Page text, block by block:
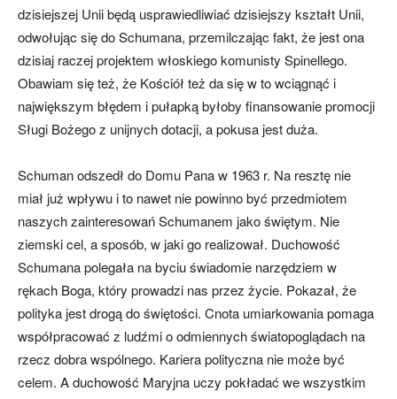
dzisiejszej Unii będą usprawiedliwiać dzisiejszy kształt Unii,
odwołując się do Schumana, przemilczając fakt, że jest ona
dzisiaj raczej projektem włoskiego komunisty Spinellego.
Obawiam się też, że Kościół też da się w to wciągnąć i
największym błędem i pułapką byłoby finansowanie promocji
Sługi Bożego z unijnych dotacji, a pokusa jest duża.
Schuman odszedł do Domu Pana w 1963 r. Na resztę nie
miał już wpływu i to nawet nie powinno być przedmiotem
naszych zainteresowań Schumanem jako świętym. Nie
ziemski cel, a sposób, w jaki go realizował. Duchowość
Schumana polegała na byciu świadomie narzędziem w
rękach Boga, który prowadzi nas przez życie. Pokazał, że
polityka jest drogą do świętości. Cnota umiarkowania pomaga
współpracować z ludźmi o odmiennych światopoglądach na
rzecz dobra wspólnego. Kariera polityczna nie może być
celem. A duchowość Maryjna uczy pokładać we wszystkim